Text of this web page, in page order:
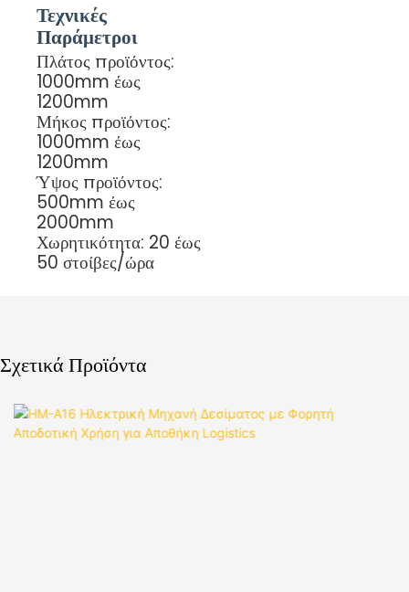
Τεχνικές
Παράμετροι
Πλάτος προϊόντος:
1000mm έως
1200mm
Μήκος προϊόντος:
1000mm έως
1200mm
Ύψος προϊόντος:
500mm έως
2000mm
Χωρητικότητα: 20 έως
50 στοίβες/ώρα
Σχετικά Προϊόντα